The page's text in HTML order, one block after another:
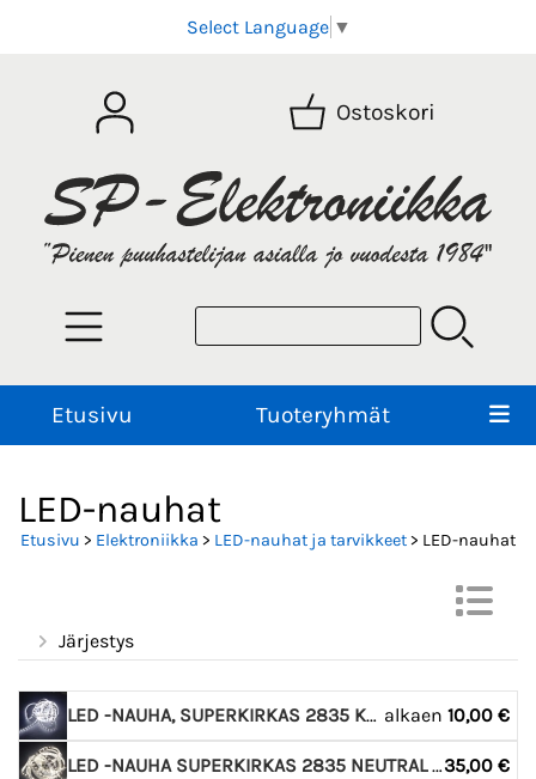
Select Language ▼
Ostoskori
Etusivu Tuoteryhmät
LED-nauhat
Etusivu > Elektroniikka > LED-nauhat ja tarvikkeet> LED-nauhat
Järjestys
LED -NAUHA, SUPERKIRKAS 2835 KYLMÄVALKOINEN
alkaen 10,00 €
LED -NAUHA SUPERKIRKAS 2835 NEUTRAL WHITE
35,00 €